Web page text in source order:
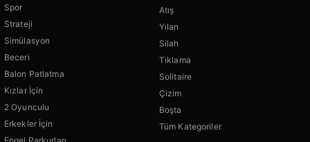
Spor
Strateji
Simülasyon
Beceri
Balon Patlatma
Kızlar İçin
2 Oyunculu
Erkekler İçin
Atış
Yılan
Silah
Tıklama
Solitaire
Çizim
Boşta
Tüm Kategoriler